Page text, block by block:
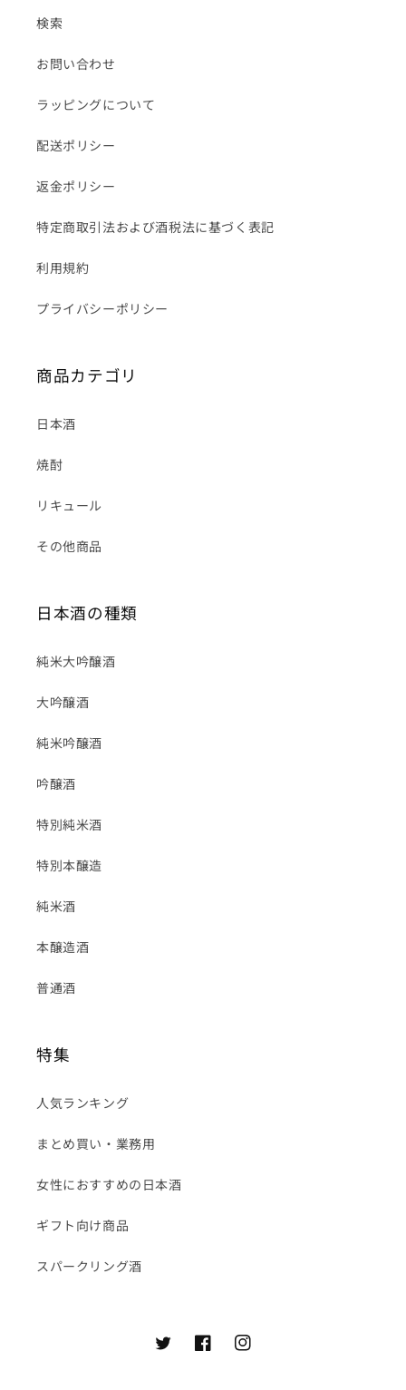
検索
お問い合わせ
ラッピングについて
配送ポリシー
返金ポリシー
特定商取引法および酒税法に基づく表記
利用規約
プライバシーポリシー
商品カテゴリ
日本酒
焼酎
リキュール
その他商品
日本酒の種類
純米大吟醸酒
大吟醸酒
純米吟醸酒
吟醸酒
特別純米酒
特別本醸造
純米酒
本醸造酒
普通酒
特集
人気ランキング
まとめ買い・業務用
女性におすすめの日本酒
ギフト向け商品
スパークリング酒
TwitterFacebookInstagram